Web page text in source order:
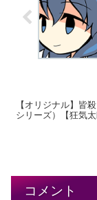
【オリジナル】皆
シリーズ）【狂気太
コメント